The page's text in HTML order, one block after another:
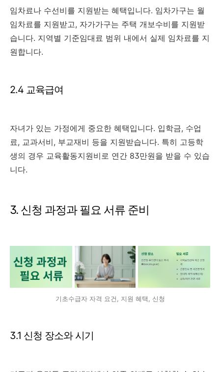
임차료나 수선비를 지원받는 혜택입니다. 임차가구는 월
임차료를 지원받고, 자가가구는 주택 개보수비를 지원받
습니다. 지역별 기준임대료 범위 내에서 실제 임차료를 지
원합니다.
2.4 교육급여
자녀가 있는 가정에게 중요한 혜택입니다. 입학금, 수업
료, 교과서비, 부교재비 등을 지원받습니다. 특히 고등학
생의 경우 교육활동지원비로 연간 83만원을 받을 수 있습
니다.
3. 신청 과정과 필요 서류 준비
기초수급자 자격 요건, 지원 혜택, 신청
3.1 신청 장소와 시기